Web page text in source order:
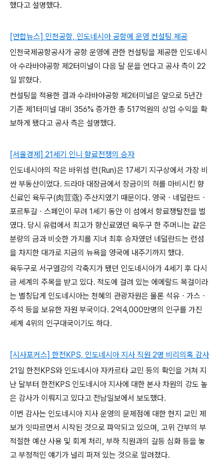
했다고 설명했다.
[연합뉴스] 인천공항, 인도네시아 공항에 운영 컨설팅 제공
인천국제공항공사가 공항 운영에 관한 컨설팅을 제공한 인도네시
아 수라바야공항 제2터미널이 다음 달 문을 연다고 공사 측이 22
일 밝혔다.
컨설팅을 적용한 결과 수라바야공항 제2터미널은 앞으로 5년간
기존 제1터미널 대비 356% 증가한 총 517억원의 상업 수익을 확
보하게 됐다고 공사 측은 설명했다.
[서울경제] 21세기 인니 향료전쟁의 승자
인도네시아의 작은 바위섬 런(Run)은 17세기 지구상에서 가장 비
싼 부동산이었다. 드라마 대장금에서 장금이의 혀를 마비시킨 향
신료인 육두구(肉荳蔲) 주산지였기 때문이다. 영국ㆍ네덜란드ㆍ
포르투갈ㆍ스페인이 무려 1세기 동안 이 섬에서 항료쟁탈전을 벌
였다. 당시 유럽에서 최고가 향신료였던 육두구 한 주머니는 같은
분량의 금과 비슷한 가치를 지녀 최후 승자였던 네덜란드는 런섬
을 차지한 대가로 지금의 뉴욕을 영국에 내주기까지 했다.
육두구로 서구열강의 각축지가 됐던 인도네시아가 4세기 후 다시
금 세계의 주목을 받고 있다. 적도에 걸려 있는 에메랄드 목걸이라
는 별칭답게 인도네시아는 천혜의 관광자원은 물론 석유ㆍ가스ㆍ
주석 등을 보유한 자원 부국이다. 2억4,000만명의 인구를 가진
세계 4위의 인구대국이기도 하다.
[시사포커스] 한전KPS, 인도네시아 지사 직원 2명 비리의혹 감사
21일 한전KPS와 인도네시아 자카르타 교민 등의 확인을 거쳐 지
난 달부터 한전KPS 인도네시아 지사에 대한 본사 차원의 강도 높
은 감사가 이뤄지고 있다고 전남일보에서 보도했다.
이번 감사는 인도네시아 지사 운영의 문제점에 대한 현지 교민 제
보가 잇따르면서 시작된 것으로 파악되고 있으며, 고위 간부의 부
적절한 예산 사용 및 회계 처리, 부하 직원과의 갈등 심화 등을 놓
고 부정적인 얘기가 널리 퍼져 있는 것으로 알려졌다.